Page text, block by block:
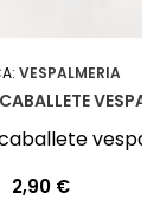
VESPALMERIA
VESPA
vespa
Precio
2,90 €